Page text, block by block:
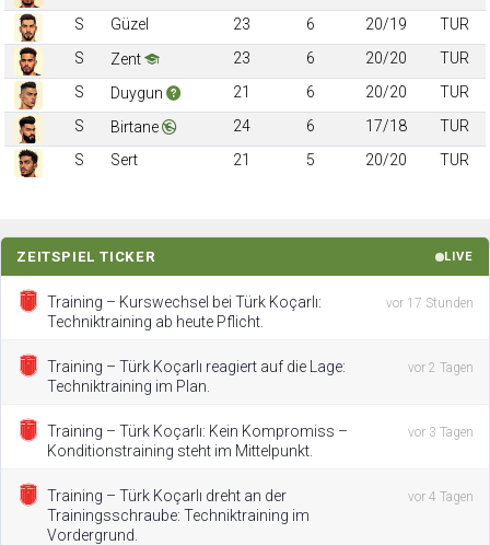
S
Güzel 23 6 20/19
TUR
S
Zent 23 6 20/20
TUR
S
Duygun 21 6 20/20
TUR
S
Birtane 24 6 17/18
TUR
S
Sert 21 5 20/20 TUR
ZEITSPIEL TICKER LIVE
Training – Kurswechsel bei Türk Koçarlı:
Techniktraining ab heute Pflicht.
vor 17 Stunden
Training – Türk Koçarlı reagiert auf die Lage:
Techniktraining im Plan.
vor 2 Tagen
Training – Türk Koçarlı: Kein Kompromiss –
Konditionstraining steht im Mittelpunkt.
vor 3 Tagen
Training – Türk Koçarlı dreht an der
Trainingsschraube: Techniktraining im
Vordergrund.
vor 4 Tagen